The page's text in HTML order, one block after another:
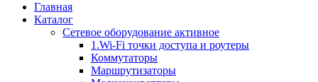
Главная
Каталог
Сетевое оборудование активное
1.Wi-Fi точки доступа и роутеры
Коммутаторы
Маршрутизаторы